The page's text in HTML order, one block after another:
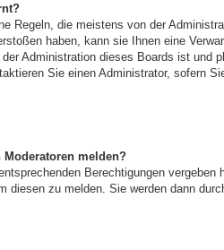
Regeln, die meistens von der
haben, kann sie Ihnen eine
Administration dieses Boards ist und
Sie einen Administrator, sofern
melden?
Berechtigungen
diesen zu melden. Sie werden dann